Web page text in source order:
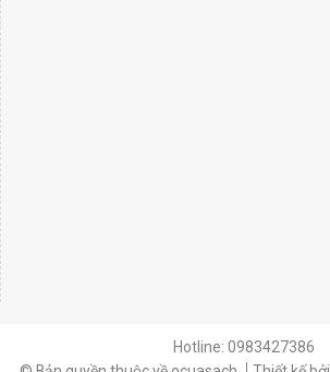
Hotline: 0983427386